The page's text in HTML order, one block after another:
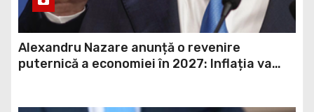
Alexandru Nazare anunță o revenire
puternică a economiei în 2027: Inflația va